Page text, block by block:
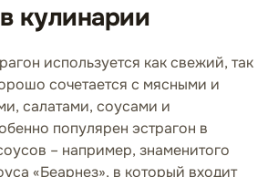
кулинарии
используется как свежий, так
сочетается с мясными и
салатами, соусами и
популярен эстрагон в
– например, знаменитого
«Беарнез», в который входит